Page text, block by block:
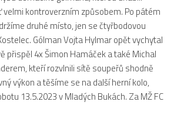
kontroverzním způsobem. Po pátém
druhé místo, jen se čtyřbodovou
Gólman Vojta Hylmar opět vychytal
přispěl 4x Šimon Hamáček a také Michal
kteří rozvlnili sítě soupeřů shodně
výkon a těšíme se na další herní kolo,
13.5.2023 v Mladých Bukách. Za MŽ FC